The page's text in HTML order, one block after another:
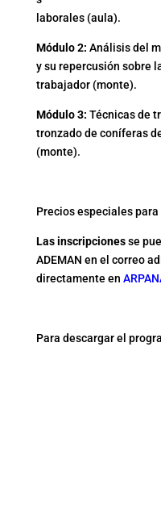
laborales (aula).
Módulo 2: Análisis del
y su repercusión sobre
trabajador (monte).
Módulo 3: Técnicas de
tronzado de coníferas
(monte).
Precios especiales para
Las inscripcionesse
ADEMAN en el correo
directamente en
Para descargar el